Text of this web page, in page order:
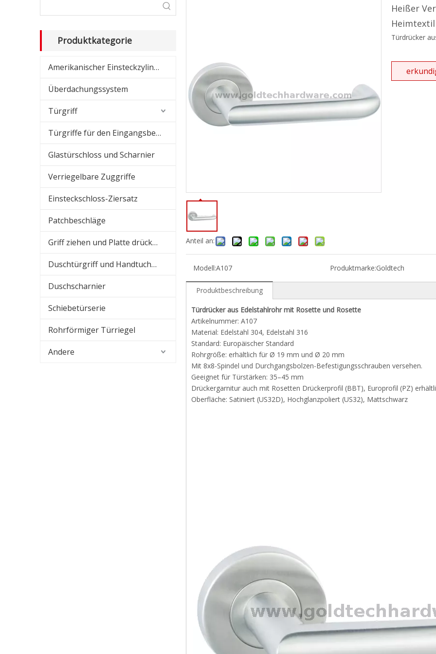
Amerikanischer Einsteckzylinder
Überdachungssystem
Glastür-Schließsystem
Produktkategorie
Amerikanischer Einsteckzylinder
Überdachungssystem
Türgriff
Türgriffe für den Eingangsbereich
Glastürschloss und Scharnier
Verriegelbare Zuggriffe
Einsteckschloss-Ziersatz
Patchbeschläge
Griff ziehen und Platte drücken
Duschtürgriff und Handtuchhalter
Duschscharnier
Schiebetürserie
Rohrförmiger Türriegel
Andere
Anteil an:
Heißer
Türdrücker
Modell:A107 Produktmarke:Goldtech
Produktbeschreibung
Türdrücker aus Edelstahlrohr mit Rosette und Rosette
Artikelnummer: A107
Material: Edelstahl 304, Edelstahl 316
Standard: Europäischer Standard
Rohrgröße: erhältlich für Ø 19 mm und Ø 20 mm
Mit 8x8-Spindel und Durchgangsbolzen-Befestigungsschrauben versehen.
Geeignet für Türstärken: 35–45 mm
Drückergarnitur auch mit Rosetten Drückerprofil (BBT), Europrofil (PZ)
Oberfläche: Satiniert (US32D), Hochglanzpoliert (US32), Mattschwarz